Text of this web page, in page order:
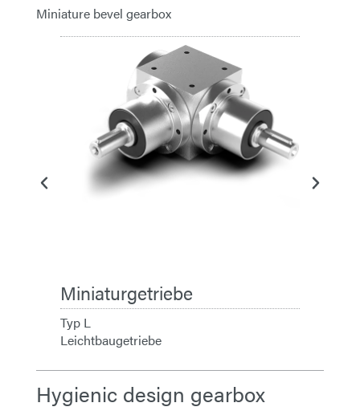
Miniature bevel gearbox
Miniaturgetriebe
Typ L
Leichtbaugetriebe
Hygienic design gearbox